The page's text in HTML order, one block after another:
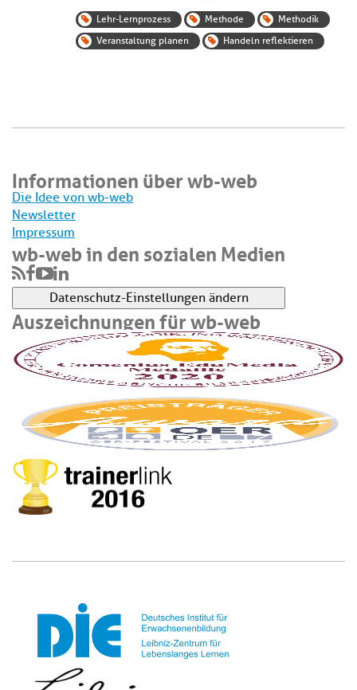
Lehr-Lernprozess Methode
Methodik
Veranstaltung planen
Handeln reflektieren
Informationen über wb-web
Die Idee von wb-web
Newsletter
Impressum
wb-web in den sozialen Medien
Datenschutz-Einstellungen ändern
Auszeichnungen für wb-web